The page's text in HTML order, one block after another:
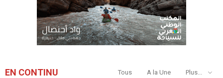
EN CONTINU Tous A la Une Plus...